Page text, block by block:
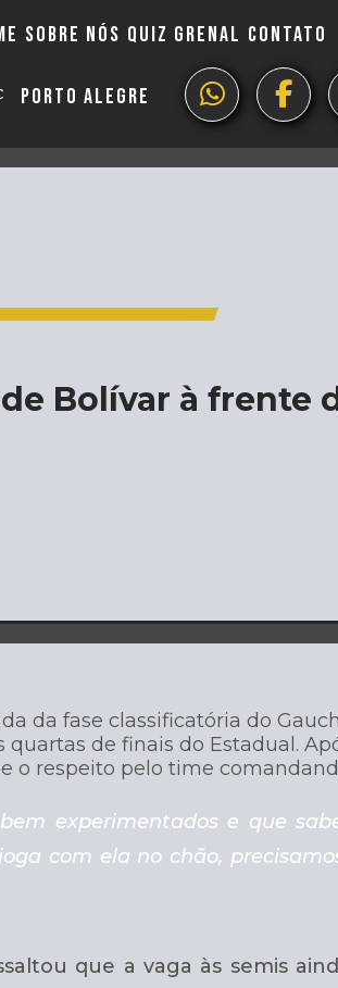
SOBRE NÓS QUIZ GRENAL CONTATO
PORTO ALEGRE
Bolívar à frente
da fase classificatória do
de finais do Estadual.
o respeito pelo time
experimentados e que
com ela no chão,
que a vaga às semis